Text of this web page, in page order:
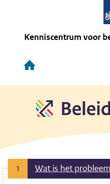
Kenniscentrum voor
Hoofdnavigatie
1 Wat is het